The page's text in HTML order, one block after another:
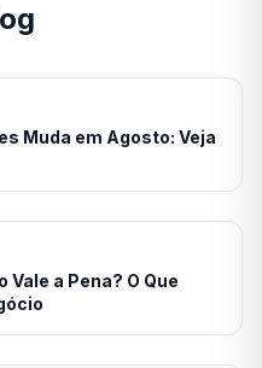
Muda em Agosto: Veja
Vale a Pena? O Que